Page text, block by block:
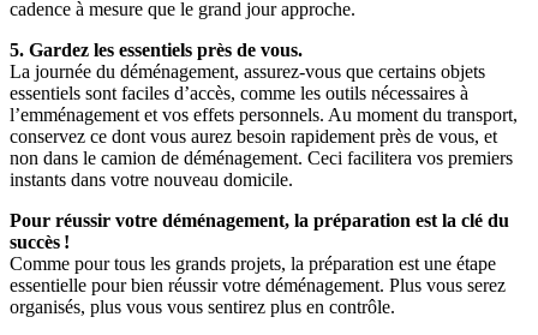
cadence à mesure que le grand jour approche.
5. Gardez les essentiels près de vous.
La journée du déménagement, assurez-vous que certains objets
essentiels sont faciles d’accès, comme les outils nécessaires à
l’emménagement et vos effets personnels. Au moment du transport,
conservez ce dont vous aurez besoin rapidement près de vous, et
non dans le camion de déménagement. Ceci facilitera vos premiers
instants dans votre nouveau domicile.
Pour réussir votre déménagement, la préparation est la clé du
succès !
Comme pour tous les grands projets, la préparation est une étape
essentielle pour bien réussir votre déménagement. Plus vous serez
organisés, plus vous vous sentirez plus en contrôle.